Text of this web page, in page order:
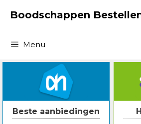
naarBoodschappen
Menu
Beste aanbiedingen